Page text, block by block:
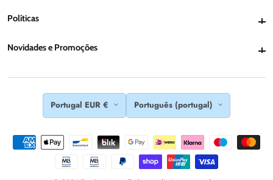
Políticas
Novidades e PromoçõesNovidades e Promoções
Portugal EUR € Português (portugal)